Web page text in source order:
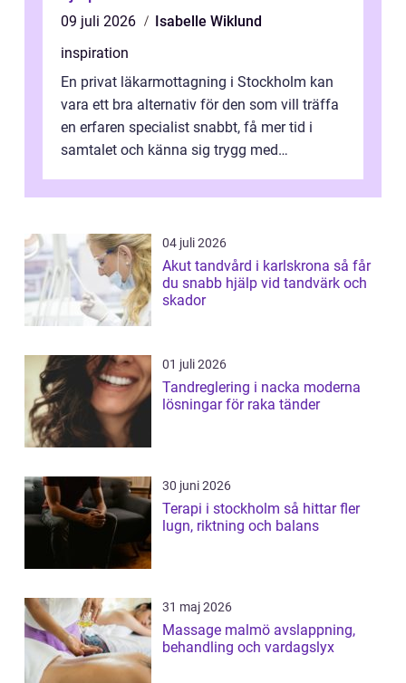
09 juli 2026
Isabelle Wiklund
inspiration
En privat läkarmottagning i Stockholm kan
vara ett bra alternativ för den som vill träffa
en erfaren specialist snabbt, få mer tid i
samtalet och känna sig trygg med
04 juli 2026
Akut tandvård i karlskrona så får
du snabb hjälp vid tandvärk och
skador
01 juli 2026
Tandreglering i nacka moderna
lösningar för raka tänder
30 juni 2026
Terapi i stockholm så hittar fler
lugn, riktning och balans
31 maj 2026
Massage malmö avslappning,
behandling och vardagslyx